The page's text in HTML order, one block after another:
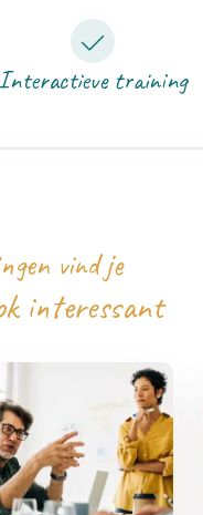
Interactieve training
vind je
interessant